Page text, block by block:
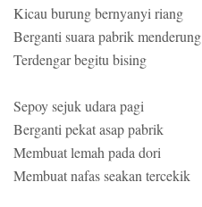
Kicau burung bernyanyi riang
Berganti suara pabrik menderung
Terdengar begitu bising
Sepoy sejuk udara pagi
Berganti pekat asap pabrik
Membuat lemah pada dori
Membuat nafas seakan tercekik